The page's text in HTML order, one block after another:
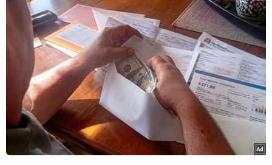
bất bại.
Kỳ tích của Đội tuyển Thái Lan càng trở nên ấn
tượng hơn khi mà họ cùng với chủ nhà Qatar là
một trong 2 đội bóng không để thủng lưới bàn
nào tại vòng bảng Asian Cup 2023.
Kết quả này giúp thầy trò ông Masatada Ishii tự
tin hướng đến kết quả tốt trong trận gặp Đội
tuyển Uzbekistan để thẳng tiến vào vòng tứ kết.